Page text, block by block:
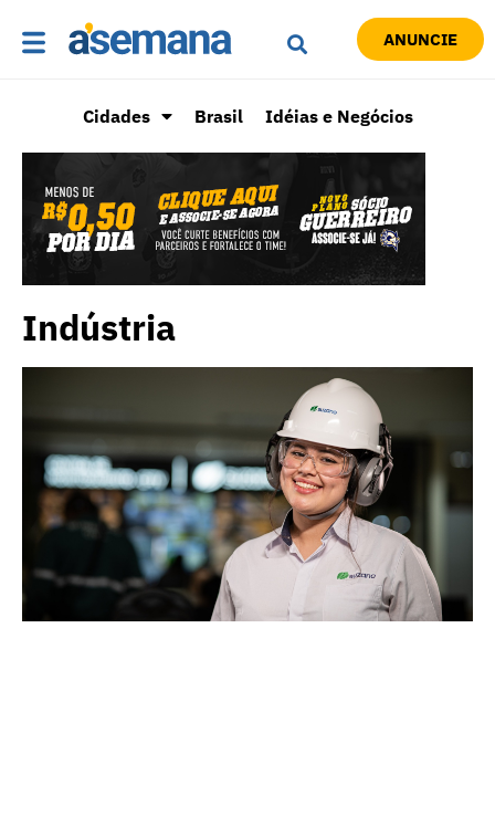
ANUNCIE
Cidades Brasil Idéias e Negócios
Indústria